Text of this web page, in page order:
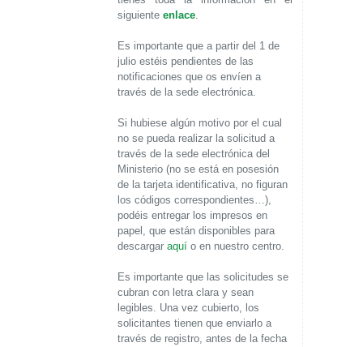
siguienteenlace.
Es importante que a partir del 1 de
julio estéis pendientes de las
notificaciones que os envíen a
través de la sede electrónica.
Si hubiese algún motivo por el cual
no se pueda realizar la solicitud a
través de la sede electrónica del
Ministerio (no se está en posesión
de la tarjeta identificativa, no figuran
los códigos correspondientes…),
podéis entregar los impresos en
papel, que están disponibles para
descargaraquí o en nuestro centro.
Es importante que las solicitudes se
cubran con letra clara y sean
legibles. Una vez cubierto, los
solicitantes tienen que enviarlo a
través de registro, antes de la fecha